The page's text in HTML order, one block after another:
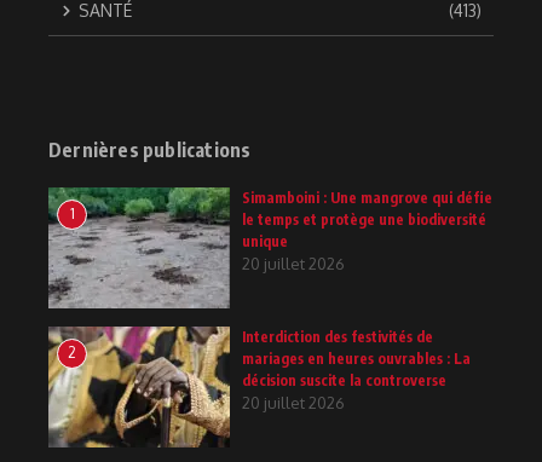
SANTÉ (413)
Dernières publications
1
Simamboini : Une mangrove qui défie
le temps et protège une biodiversité
unique
20 juillet 2026
2
Interdiction des festivités de
mariages en heures ouvrables : La
décision suscite la controverse
20 juillet 2026